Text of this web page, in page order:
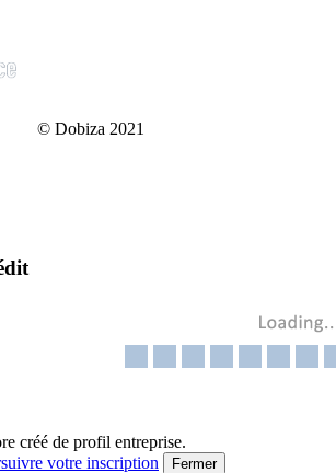
© Dobiza 2021
créé de profil entreprise.
votre inscription
Fermer